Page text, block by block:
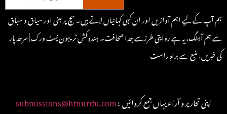
ہم آپ کے لیے اہم آوازیں اور ان کہی کہانیاں لاتے ہیں۔ سچ پر مبنی اور سیاق و سباق
سے ہم آہنگ، یہ ہے روایتی طرزسے جدا صحافت۔ ہندوکش ٹریبون نیٹ ورک | سرحد پار
کی خبریں، منبع سے براہِ راست
submissions@htnurdu.com : اپنی تحاریر و آراء یہاں جمع کروائیں